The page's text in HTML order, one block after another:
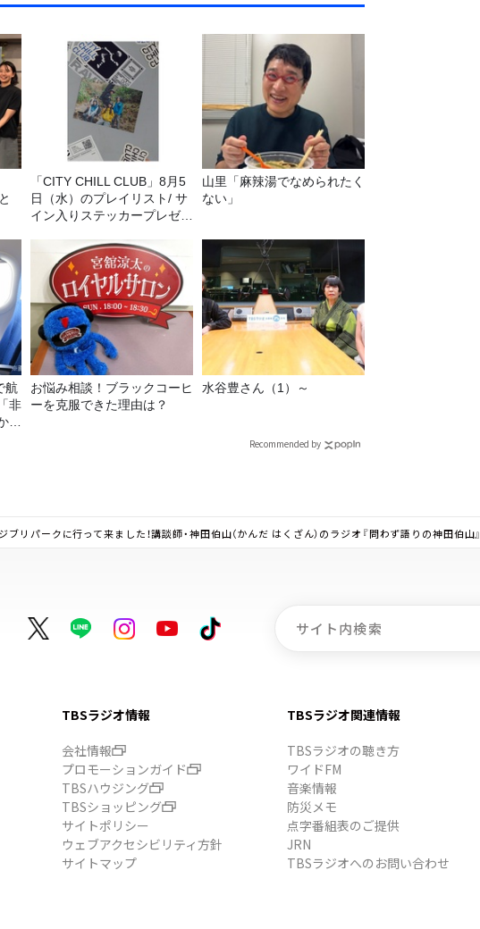
「CITY CHILL CLUB」8月5
日（水）のプレイリスト/ サ
イン入りステッカープレゼン
山里「麻辣湯でなめられたく
ない」
航
非
す
お悩み相談！ブラックコーヒ
ーを克服できた理由は？
水谷豊さん（1）～
Recommended by
ブリパークに行って来ました！講談師・神田伯山（かんだ はくざん）のラジオ『問わず語りの神田伯山』
TBSラジオ情報
会社情報
プロモーションガイド
TBSハウジング
TBSショッピング
サイトポリシー
ウェブアクセシビリティ方針
サイトマップ
TBSラジオ関連情報
TBSラジオの聴き方
ワイドFM
音楽情報
防災メモ
点字番組表のご提供
JRN
TBSラジオへのお問い合わせ